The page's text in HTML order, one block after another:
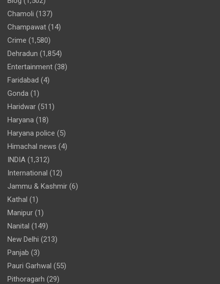
Chamoli (137)
Champawat (14)
Crime (1,580)
Dehradun (1,854)
Entertainment (38)
Faridabad (4)
Gonda (1)
Haridwar (511)
Haryana (18)
Haryana police (5)
Himachal news (4)
INDIA (1,312)
International (12)
Jammu & Kashmir (6)
Kathal (1)
Manipur (1)
Nanital (149)
New Delhi (213)
Panjab (3)
Pauri Garhwal (55)
Pithoragarh (29)